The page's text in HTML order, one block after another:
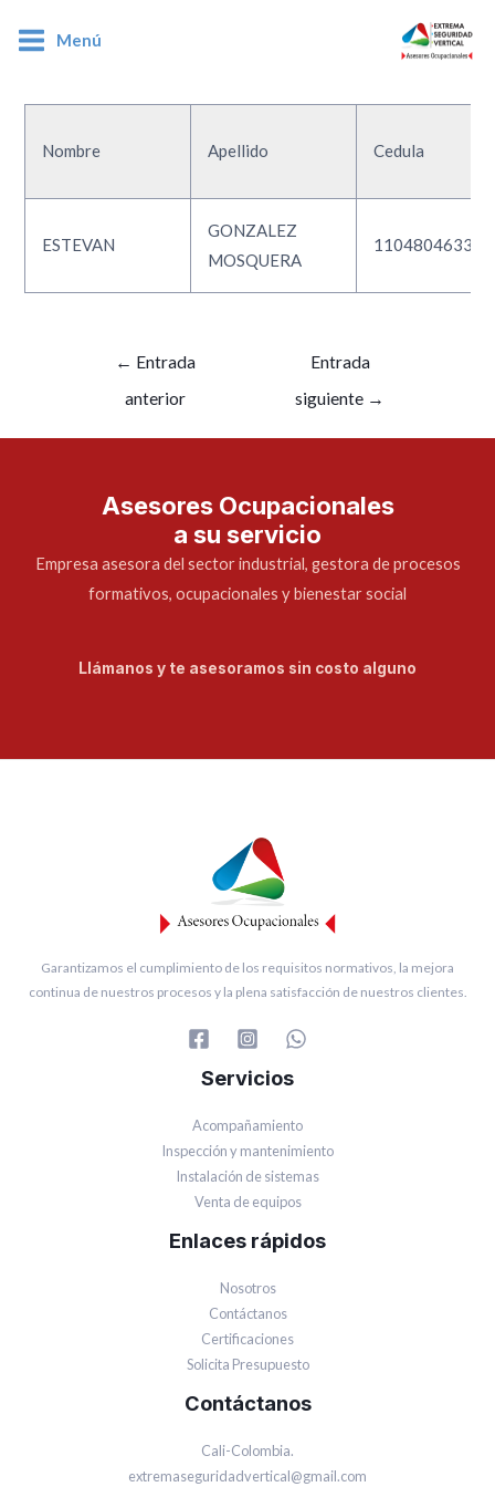
Menú
Nombre Apellido Cedula
ESTEVAN
GONZALEZ
MOSQUERA
1104804633
← Entrada
anterior
Entrada
siguiente →
Asesores Ocupacionales
a su servicio
Empresa asesora del sector industrial, gestora de procesos
formativos, ocupacionales y bienestar social
Llámanos y te asesoramos sin costo alguno
Garantizamos el cumplimiento de los requisitos normativos, la mejora
continua de nuestros procesos y la plena satisfacción de nuestros clientes.
Servicios
Acompañamiento
Inspección y mantenimiento
Instalación de sistemas
Venta de equipos
Enlaces rápidos
Nosotros
Contáctanos
Certificaciones
Solicita Presupuesto
Contáctanos
Cali-Colombia.
extremaseguridadvertical@gmail.com